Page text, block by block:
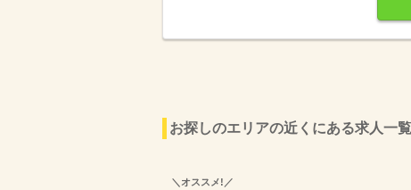
お探しのエリアの近くにある求人一覧
＼オススメ!／